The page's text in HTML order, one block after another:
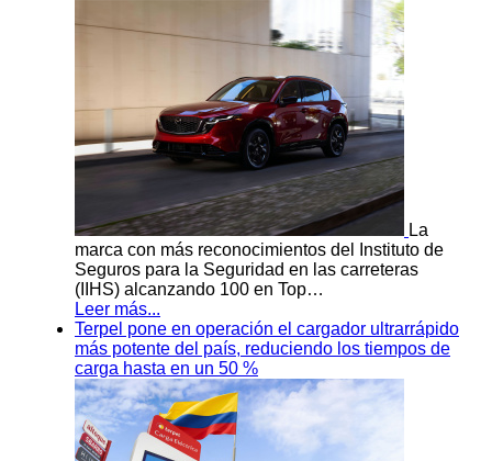
La
marca con más reconocimientos del Instituto de
Seguros para la Seguridad en las carreteras
(IIHS) alcanzando 100 en Top…
Leer más...
Terpel pone en operación el cargador ultrarrápido
más potente del país, reduciendo los tiempos de
carga hasta en un 50 %